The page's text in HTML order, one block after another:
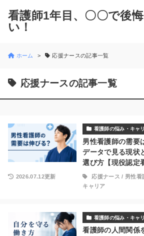
看護師1年目、〇〇で後
い！
ホーム 応援ナースの記事一覧
応援ナースの記事一覧
看護師の悩み・キャ
男性看護師の需要
データで見る現状
選び方【現役認定
2026.07.12更新 応援ナース / 男性看
キャリア
看護師の悩み・キャ
看護師の人間関係